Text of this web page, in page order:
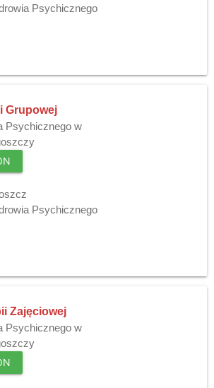
Psychicznego
Grupowej
Psychicznego w
Psychicznego
Zajęciowej
Psychicznego w